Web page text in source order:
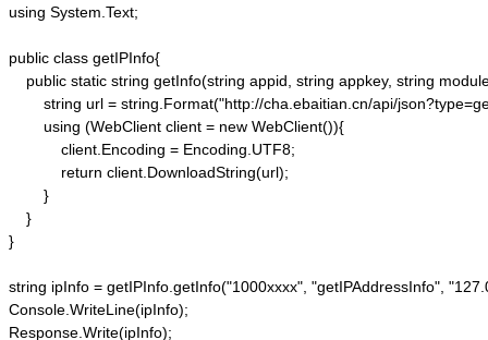
using System.Text;
public class getIPInfo{
public static string getInfo(string appid, string appkey, string
string url = string.Format("http://cha.ebaitian.cn/api/
        using (WebClient client = new WebClient()){
            client.Encoding = Encoding.UTF8;
            return client.DownloadString(url);
        }
    }
}
string ipInfo = getIPInfo.getInfo("1000xxxx", "getIPAddressInfo",
Console.WriteLine(ipInfo);
Response.Write(ipInfo);